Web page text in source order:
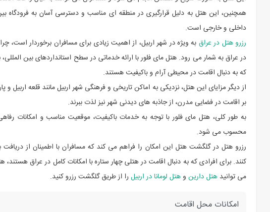
همچنین، این هتل به دلیل قرارگیری در منطقه ای مناسب و دسترسی آسان به فرودگاه
داخلی و خارجی است.
رزرو هتل در عراق به ویژه در شهر اربیل، از اهمیت زیادی برای مسافران برخوردار
در عراق به شمار می رود. هتل مای فلور با ارائه خدماتی در سطح استانداردهای بین
که به دنبال اقامت در محیطی آرام و باکیفیت هستند.
از دیگر مزایای این هتل، نزدیکی به اماکن تاریخی و فرهنگی شهر اربیل مانند قلعه
بر اقامت در فضایی مدرن، از جاذبه های دیدنی شهر نیز لذت ببرند.
به طور کلی، هتل مای فلور با توجه به خدمات باکیفیت، موقعیت مناسب و امکانات
محسوب می شود.
رزرو هتل در گلگشت هتل این امکان را فراهم می کند که مسافران با اطمینان از دریافت
کنند. برای افرادی که به دنبال اقامت در هتلی چهار ستاره با امکانات کامل در عراق
می توانید هتل دارین وهتل لومانا در اربیل را از طریق گلگشت رزرو کنید.
امکانات محل اقامت